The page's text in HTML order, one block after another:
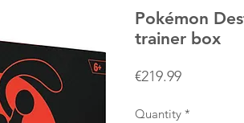
Pokémon
trainer box
€219.99Price
Quantity *